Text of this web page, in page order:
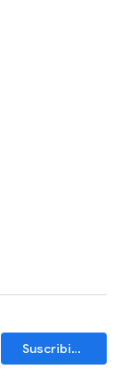
Suscribirse